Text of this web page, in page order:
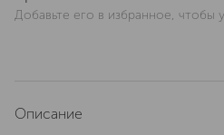
Добавьте его в избранное, чтобы
Описание